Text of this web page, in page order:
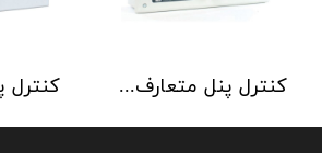
کنترل پنل متعارف C-TEC سری CFP 8 Zone